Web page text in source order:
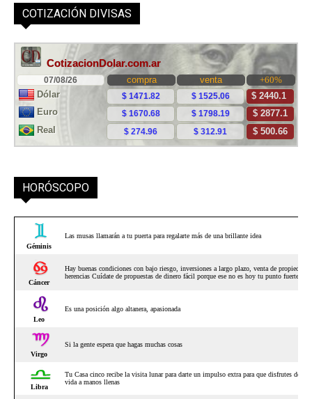
COTIZACIÓN DIVISAS
HORÓSCOPO